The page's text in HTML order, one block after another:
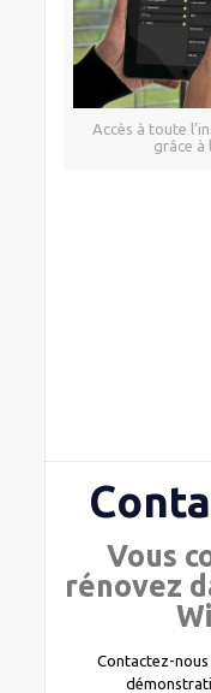
Accès à toute
grâce à
Vous
rénovez
Contactez-